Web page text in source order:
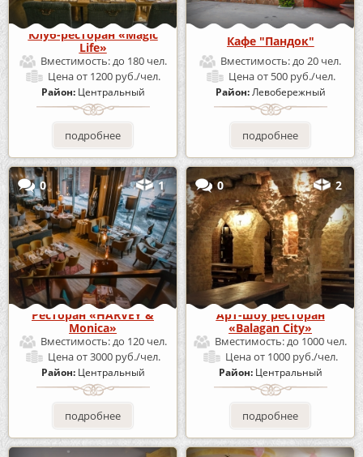
Клуб-ресторан «Magic
Life»
Вместимость:до 180 чел.
Ценаот 1200 руб./чел.
Район: Центральный
подробнее
Кафе "Пандок"
Вместимость:до 20 чел.
Ценаот 500 руб./чел.
Район:Левобережный
подробнее
0 1
Ресторан «HARVEY &
Monica»
Вместимость:до 120 чел.
Ценаот 3000 руб./чел.
Район: Центральный
подробнее
0 2
Арт-шоу ресторан
«Balagan City»
Вместимость:до 1000 чел.
Ценаот 1000 руб./чел.
Район: Центральный
подробнее